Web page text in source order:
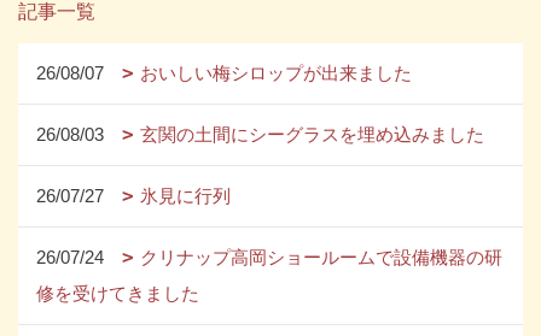
記事一覧
26/08/07 おいしい梅シロップが出来ました
26/08/03 玄関の土間にシーグラスを埋め込みました
26/07/27 氷見に行列
26/07/24
クリナップ高岡ショールームで設備機器の研
修を受けてきました